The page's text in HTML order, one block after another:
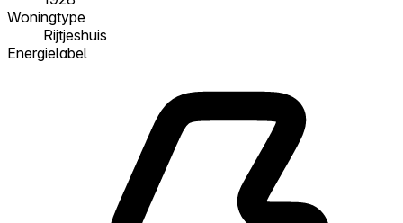
Woningtype
Rijtjeshuis
Energielabel